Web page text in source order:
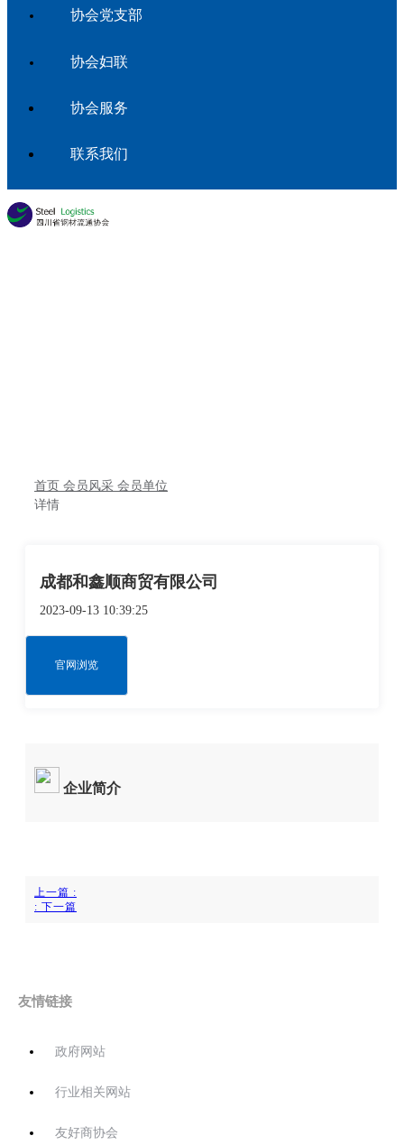
协会党支部
协会妇联
协会服务
联系我们
首页 会员风采 会员单位
详情
成都和鑫顺商贸有限公司
2023-09-13 10:39:25
官网浏览
企业简介
上一篇 :
: 下一篇
友情链接
政府网站
行业相关网站
友好商协会